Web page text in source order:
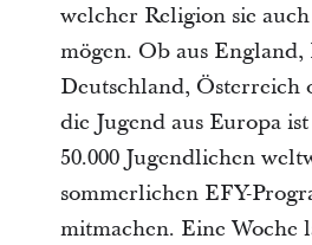
welcher Religion sie
mögen. Ob aus
Deutschland, Österreich
die Jugend aus Europa
50.000 Jugendlichen
sommerlichen EFY-
mitmachen. Eine Woche